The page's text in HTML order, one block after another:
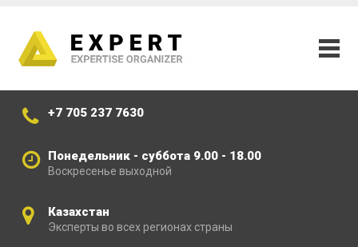
+7 705 237 7630
Понедельник - суббота 9.00 - 18.00
Воскресенье выходной
Казахстан
Эксперты во всех регионах страны